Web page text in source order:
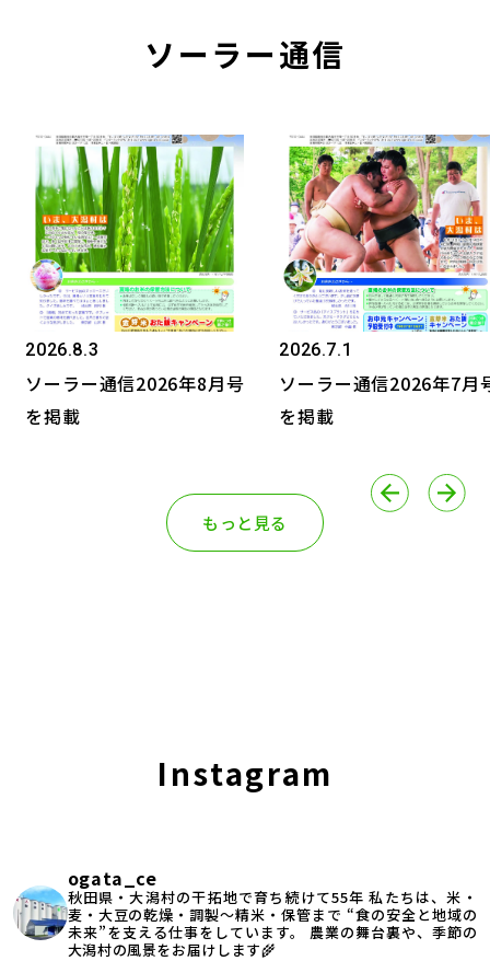
ソーラー通信
2026.8.3
ソーラー通信2026年8月号
を掲載
2026.7.1
ソーラー通信2026年7月
を掲載
もっと見る
Instagram
ogata_ce
秋田県・大潟村の干拓地で育ち続けて55年私たちは、米・
麦・大豆の乾燥・調製〜精米・保管まで “食の安全と地域の
未来”を支える仕事をしています。 農業の舞台裏や、季節の
大潟村の風景をお届けします🌾